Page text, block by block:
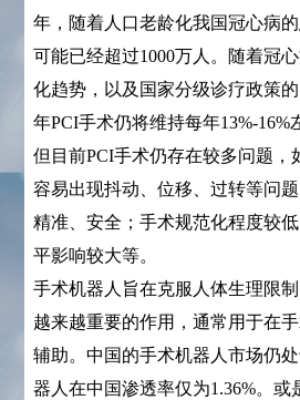
年，随着人口老龄化我国冠心病
可能已经超过1000万人。随着冠
化趋势，以及国家分级诊疗政策
年PCI手术仍将维持每年13%-16%
但目前PCI手术仍存在较多问题，
容易出现抖动、位移、过转等问
精准、安全；手术规范化程度较
平影响较大等。
手术机器人旨在克服人体生理限
越来越重要的作用，通常用于在
辅助。中国的手术机器人市场仍
器人在中国渗透率仅为1.36%。或